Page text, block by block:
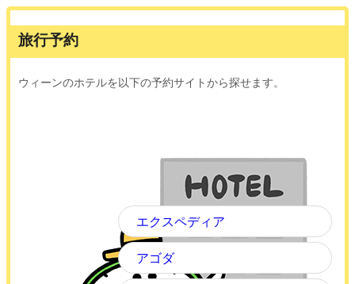
旅行予約
ウィーンのホテルを以下の予約サイトから探せます。
エクスペディア
アゴダ